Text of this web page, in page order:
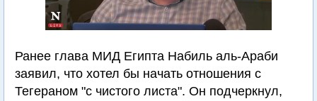
Ранее глава МИД Египта Набиль аль-Араби
заявил, что хотел бы начать отношения с
Тегераном "с чистого листа". Он подчеркнул,